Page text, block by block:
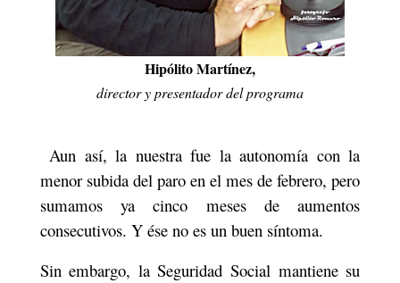
Hipólito Martínez,
director y presentador del programa
Aun así, la nuestra fue la autonomía con la
menor subida del paro en el mes de febrero, pero
sumamos ya cinco meses de aumentos
consecutivos. Y ése no es un buen síntoma.
Sin embargo, la Seguridad Social mantiene su